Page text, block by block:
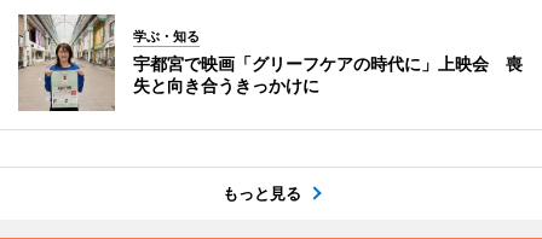
学ぶ・知る
宇都宮で映画「グリーフケアの時代に」上映会 喪
失と向き合うきっかけに
もっと見る